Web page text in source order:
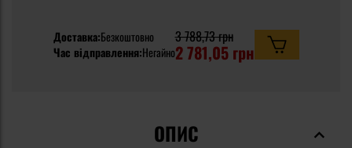
Доставка:Безкоштовно
Час відправлення:Негайно
3 788,73 грн
2 781,05 грн
ОПИС